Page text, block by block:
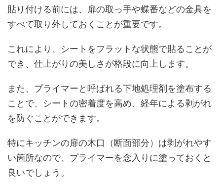
貼り付ける前には、扉の取っ手や蝶番などの金具を
すべて取り外しておくことが重要です。
これにより、シートをフラットな状態で貼ることが
でき、仕上がりの美しさが格段に向上します。
また、プライマーと呼ばれる下地処理剤を塗布する
ことで、シートの密着度を高め、経年による剥がれ
を防ぐことができます。
特にキッチンの扉の木口（断面部分）は剥がれやす
い箇所なので、プライマーを念入りに塗っておくと
良いでしょう。